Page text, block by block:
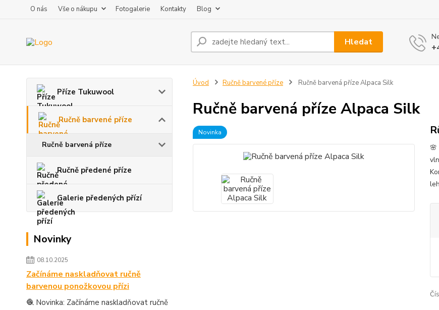
O nás Vše o nákupu Fotogalerie Kontakty Blog
Hledat
Příze Tukuwool
Ručně barvené příze
Ručně barvená příze
Ručně předené příze
Galerie předených přízí
Novinky
08.10.2025
Začínáme naskladňovat ručně
barvenou ponožkovou přízi
🧶 Novinka: Začínáme naskladňovat ručně
Úvod Ručně barvené příze Ručně barvená příze Alpaca Silk
Ručně barvená příze Alpaca Silk
Novinka
🌸